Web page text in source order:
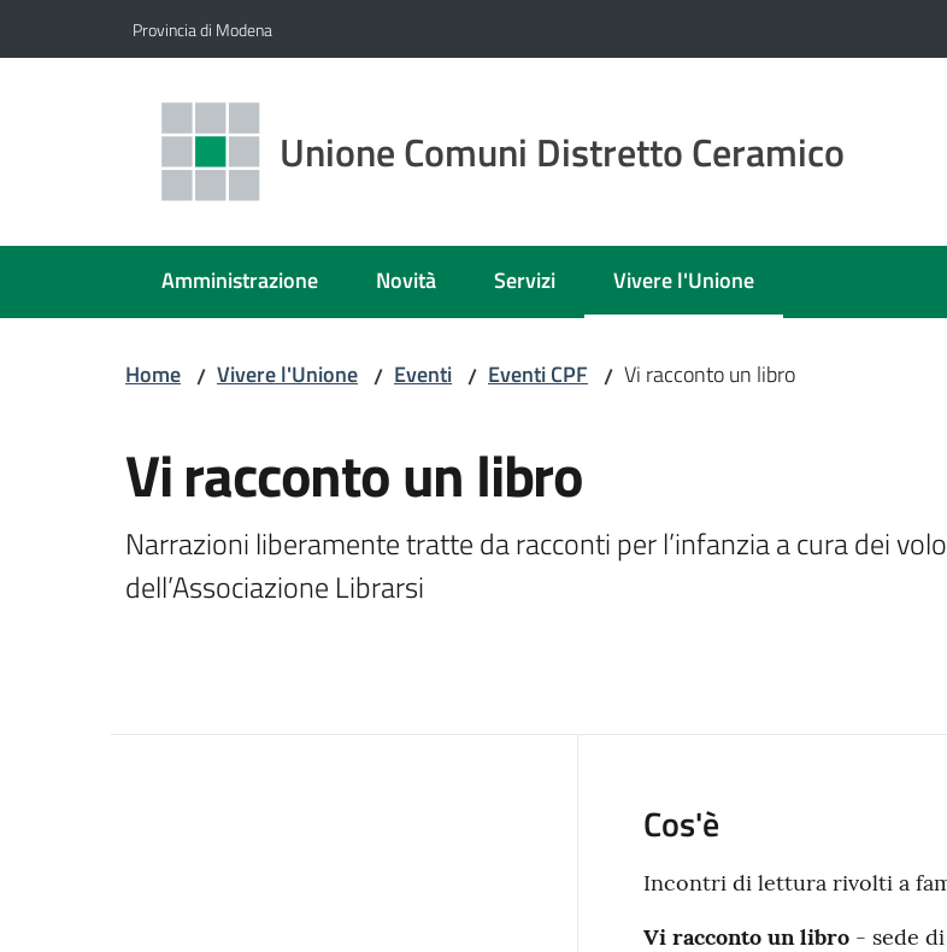
Provincia di Modena
Unione Comuni Distretto Ceramico
Amministrazione Novità Servizi Vivere l'Unione
Menu selezionato
Home / Vivere l'Unione / Eventi / Eventi CPF / Vi racconto un libro
Vi racconto un libro
Narrazioni liberamente tratte da racconti per l’infanzia a cura dei
dell’Associazione Librarsi
Cos'è
Incontri di lettura rivolti a
Vi racconto un libro- sede